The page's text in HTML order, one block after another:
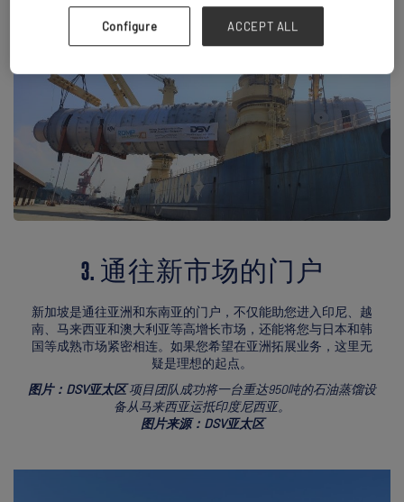
3. 通往新市场的门户
新加坡是通往亚洲和东南亚的门户，不仅能助您进入印尼、越
南、马来西亚和澳大利亚等高增长市场，还能将您与日本和韩
国等成熟市场紧密相连。如果您希望在亚洲拓展业务，这里无
疑是理想的起点。
图片：DSV亚太区项目团队成功将一台重达950吨的石油蒸馏设
备从马来西亚运抵印度尼西亚。
图片来源：DSV亚太区
Configure ACCEPT ALL